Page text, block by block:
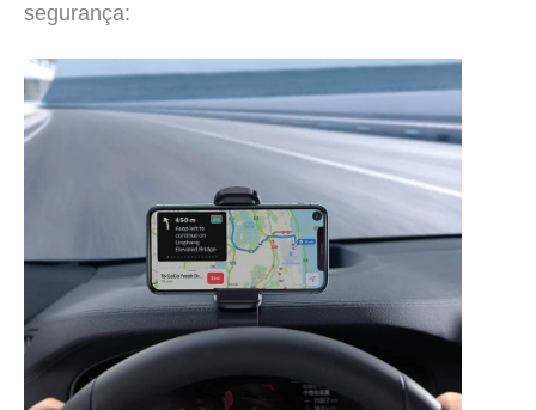
segurança: